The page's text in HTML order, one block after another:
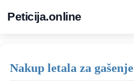
Peticija.online
Nakup letala za gašenje